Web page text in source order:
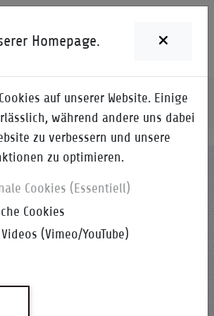
Controllability
bei autonom
Homepage.
auf unserer Website. Einige
während andere uns dabei
zu verbessern und unsere
zu optimieren.
Cookies (Essentiell)
Cookies
(Vimeo/YouTube)